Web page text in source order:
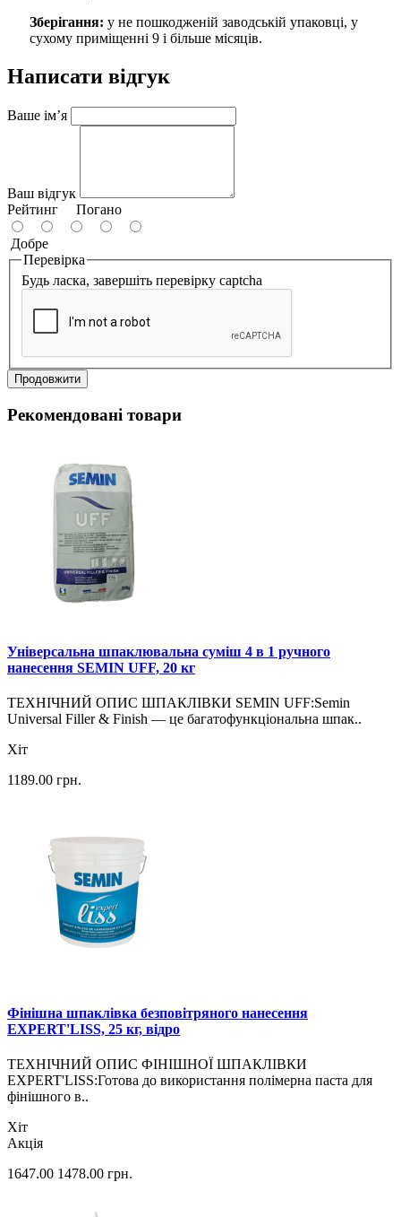
Зберігання: у не пошкодженій заводській упаковці, у
сухому приміщенні 9 і більше місяців.
Написати відгук
Ваше ім’я
Ваш відгук
Рейтинг Погано
Добре
Перевірка
Будь ласка, завершіть перевірку captcha
Продовжити
Рекомендовані товари
Універсальна шпаклювальна суміш 4 в 1 ручного
нанесення SEMIN UFF, 20 кг
ТЕХНІЧНИЙ ОПИС ШПАКЛІВКИ SEMIN UFF:Semin
Universal Filler & Finish — це багатофункціональна шпак..
Хіт
1189.00 грн.
Фінішна шпаклівка безповітряного нанесення
EXPERT'LISS, 25 кг, відро
ТЕХНІЧНИЙ ОПИС ФІНІШНОЇ ШПАКЛІВКИ
EXPERT'LISS:Готова до використання полімерна паста для
фінішного в..
Хіт
Акція
1647.00 1478.00 грн.